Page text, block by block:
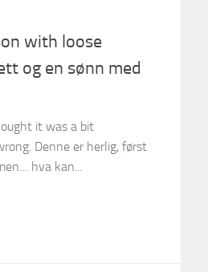
with loose
og en sønn med
it was a bit
Denne er herlig, først
hva kan...